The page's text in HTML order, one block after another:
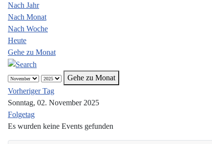
Nach Jahr
Nach Monat
Nach Woche
Heute
Gehe zu Monat
Gehe zu Monat
Vorheriger Tag
Sonntag, 02. November 2025
Folgetag
Es wurden keine Events gefunden